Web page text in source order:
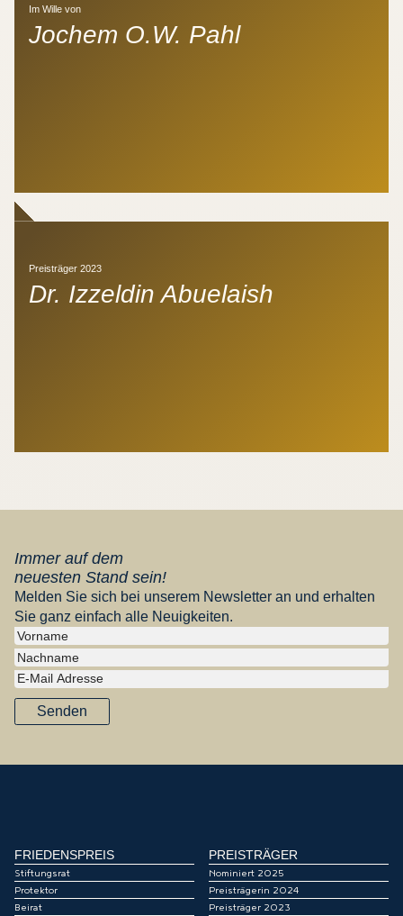
Im Wille von
Jochem O.W. Pahl
Preisträger 2023
Dr. Izzeldin Abuelaish
Immer auf dem
neuesten Stand sein!
Melden Sie sich bei unserem Newsletter an und erhalten
Sie ganz einfach alle Neuigkeiten.
Senden
FRIEDENSPREIS
Stiftungsrat
Protektor
Beirat
PREISTRÄGER
Nominiert 2025
Preisträgerin 2024
Preisträger 2023